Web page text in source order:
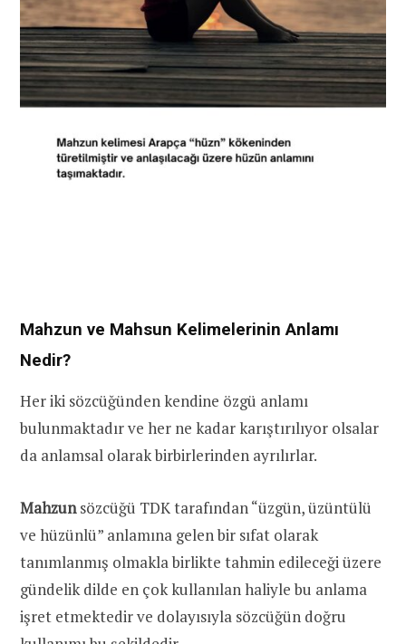
Mahzun ve Mahsun Kelimelerinin Anlamı
Nedir?
Her iki sözcüğünden kendine özgü anlamı
bulunmaktadır ve her ne kadar karıştırılıyor olsalar
da anlamsal olarak birbirlerinden ayrılırlar.
Mahzunsözcüğü TDK tarafından “üzgün, üzüntülü
ve hüzünlü” anlamına gelen bir sıfat olarak
tanımlanmış olmakla birlikte tahmin edileceği üzere
gündelik dilde en çok kullanılan haliyle bu anlama
işret etmektedir ve dolayısıyla sözcüğün doğru